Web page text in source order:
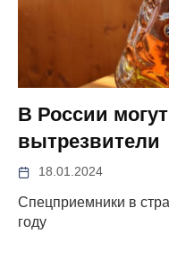
В России
вытрезвители
18.01.2024
Спецприемники в
году